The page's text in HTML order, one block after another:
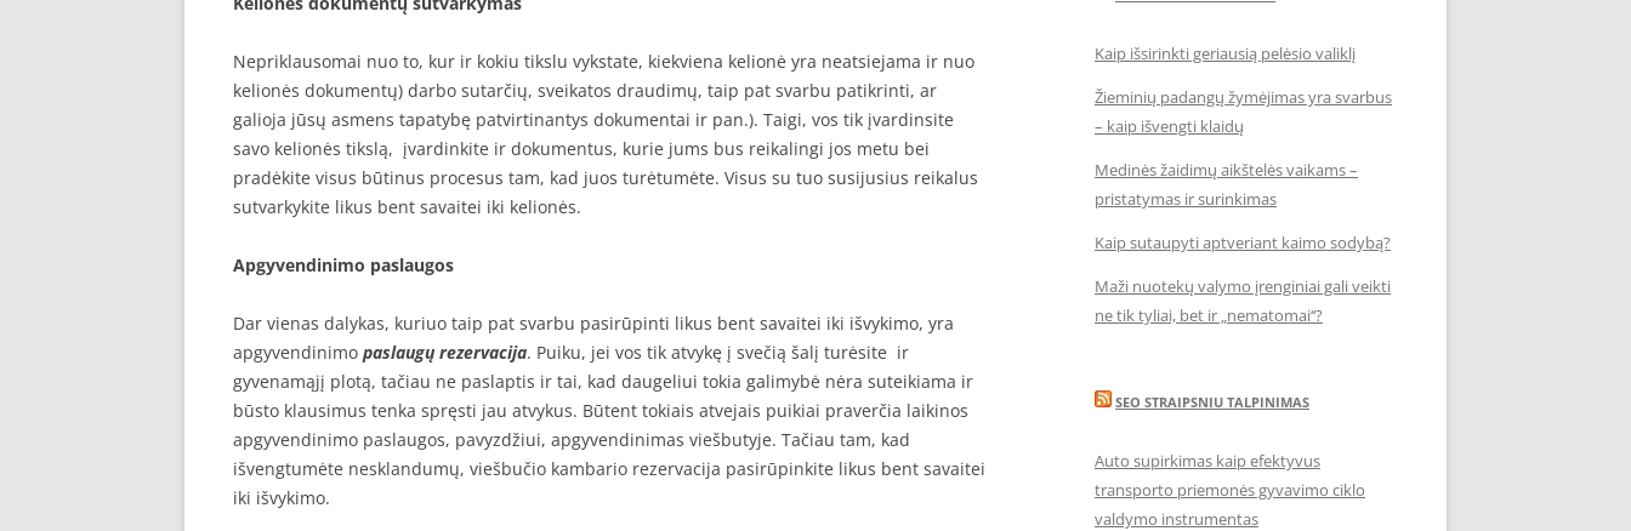
Nepriklausomai nuo to, kur ir kokiu tikslu vykstate, kiekviena kelionė yra neatsiejama ir nuo
kelionės dokumentų) darbo sutarčių, sveikatos draudimų, taip pat svarbu patikrinti, ar
galioja jūsų asmens tapatybę patvirtinantys dokumentai ir pan.). Taigi, vos tik įvardinsite
savo kelionės tikslą, įvardinkite ir dokumentus, kurie jums bus reikalingi jos metu bei
pradėkite visus būtinus procesus tam, kad juos turėtumėte. Visus su tuo susijusius reikalus
sutvarkykite likus bent savaitei iki kelionės.
Apgyvendinimo paslaugos
Dar vienas dalykas, kuriuo taip pat svarbu pasirūpinti likus bent savaitei iki išvykimo, yra
apgyvendinimo paslaugų rezervacija. Puiku, jei vos tik atvykę į svečią šalį turėsite ir
gyvenamąjį plotą, tačiau ne paslaptis ir tai, kad daugeliui tokia galimybė nėra suteikiama ir
būsto klausimus tenka spręsti jau atvykus. Būtent tokiais atvejais puikiai praverčia laikinos
apgyvendinimo paslaugos, pavyzdžiui, apgyvendinimas viešbutyje. Tačiau tam, kad
išvengtumėte nesklandumų, viešbučio kambario rezervacija pasirūpinkite likus bent savaitei
iki išvykimo.
Kaip išsirinkti geriausią pelėsio valiklį
Žieminių padangų žymėjimas yra svarbus
– kaip išvengti klaidų
Medinės žaidimų aikštelės vaikams –
pristatymas ir surinkimas
Kaip sutaupyti aptveriant kaimo sodybą?
Maži nuotekų valymo įrenginiai gali veikti
ne tik tyliai, bet ir „nematomai‘‘?
SEO STRAIPSNIU TALPINIMAS
Auto supirkimas kaip efektyvus
transporto priemonės gyvavimo ciklo
valdymo instrumentas